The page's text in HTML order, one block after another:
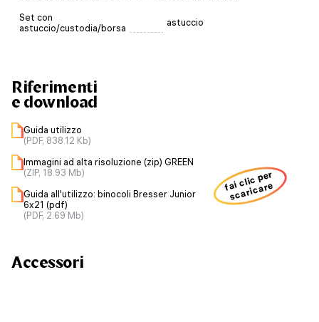
Set con
astuccio/custodia/borsa
astuccio
Riferimenti
e download
Guida utilizzo
(PDF, 838.12 Kb)
Immagini ad alta risoluzione (zip) GREEN
(ZIP, 18.93 Mb)
Guida all'utilizzo: binocoli Bresser Junior
6x21 (pdf)
(PDF, 2.69 Mb)
fai clic per
scaricare
Accessori